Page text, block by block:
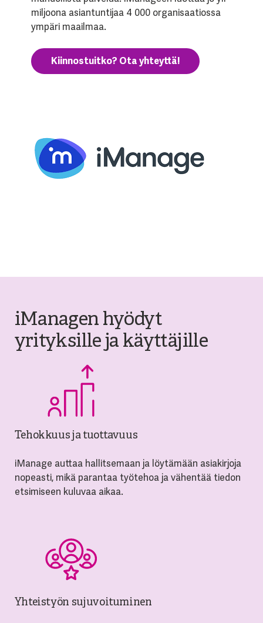
miljoona asiantuntijaa 4 000 organisaatiossa
ympäri maailmaa.
Kiinnostuitko? Ota yhteyttä!
iManagen hyödyt
yrityksille ja käyttäjille
Tehokkuus ja tuottavuus
iManage auttaa hallitsemaan ja löytämään asiakirjoja
nopeasti, mikä parantaa työtehoa ja vähentää tiedon
etsimiseen kuluvaa aikaa.
Yhteistyön sujuvoituminen